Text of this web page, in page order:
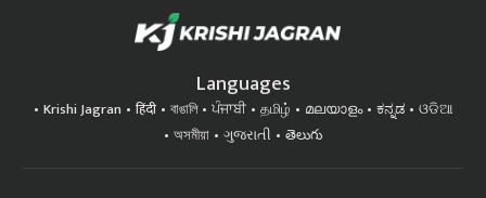
Languages
Krishi Jagran हिंदी বাঙালি ਪੰਜਾਬੀ தமிழ் മലയാളം ಕನ್ನಡ
ଓଡିଆ
অসমীয়া
ગુજરાતી తెలుగు